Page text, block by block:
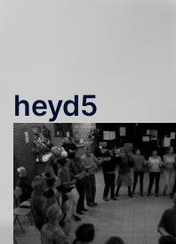
heyd5